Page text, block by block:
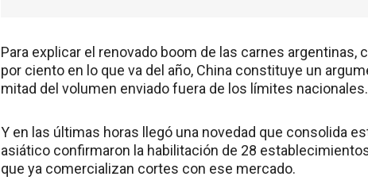
Para explicar el renovado boom de las carnes
por ciento en lo que va del año, China constituye un
mitad del volumen enviado fuera de los límites nacionales.
Y en las últimas horas llegó una novedad que consolida
asiático confirmaron la habilitación de 28
que ya comercializan cortes con ese mercado.